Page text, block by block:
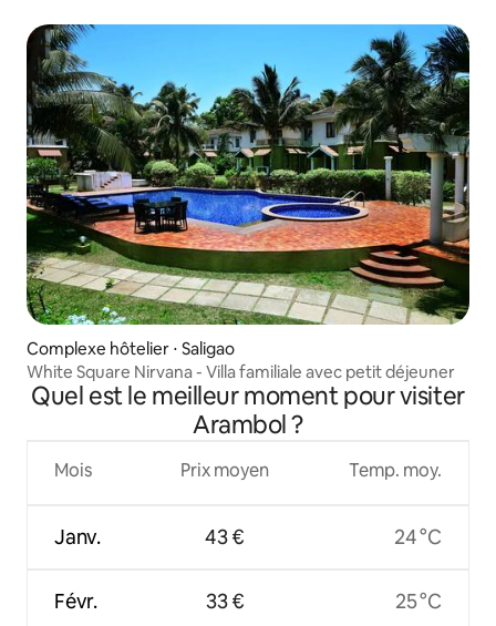
Complexe hôtelier ⋅ Saligao
White Square Nirvana - Villa familiale avec petit déjeuner
Quel est le meilleur moment pour visiter
Arambol ?
Mois
Janv.
Févr.
Prix moyen
43 €
33 €
Temp. moy.
24 °C
25 °C